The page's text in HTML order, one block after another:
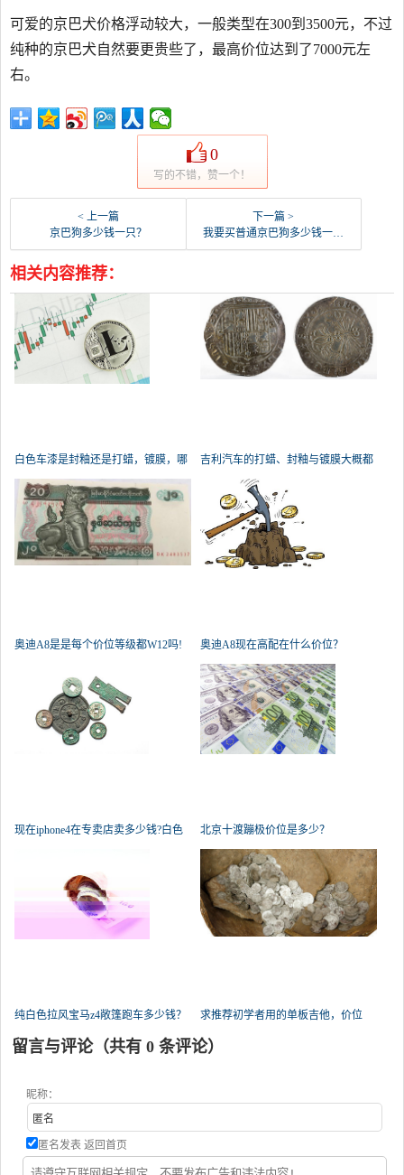
可爱的京巴犬价格浮动较大，一般类型在300到3500元，不过
纯种的京巴犬自然要更贵些了，最高价位达到了7000元左
右。
0
写的不错，赞一个！
< 上一篇
京巴狗多少钱一只？
下一篇 >
我要买普通京巴狗多少钱一只？
相关内容推荐：
白色车漆是封釉还是打蜡，镀膜，哪
个好
吉利汽车的打蜡、封釉与镀膜大概都
奥迪A8是是每个价位等级都W12吗!
奥迪A8现在高配在什么价位？
现在iphone4在专卖店卖多少钱?白色 北京十渡蹦极价位是多少？
纯白色拉风宝马z4敞篷跑车多少钱？
求推荐初学者用的单板吉他，价位
800
留言与评论（共有 0 条评论）
昵称：
匿名发表 返回首页